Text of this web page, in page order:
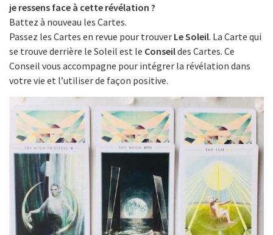
je ressens face à cette révélation ?
Battez à nouveau les Cartes.
Passez les Cartes en revue pour trouver Le Soleil. La Carte qui
se trouve derrière le Soleil est le Conseildes Cartes. Ce
Conseil vous accompagne pour intégrer la révélation dans
votre vie et l’utiliser de façon positive.